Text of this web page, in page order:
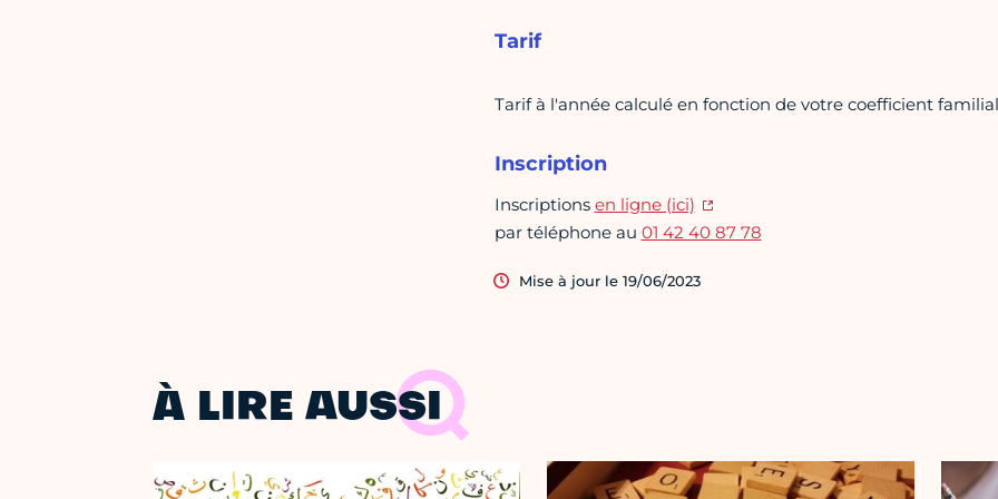
Tarif
Tarif à l'année calculé en fonction de votre coefficient
Inscription
Inscriptions en ligne (ici)
par téléphone au 01 42 40 87 78
Mise à jour le 19/06/2023
À LIRE AUSSI